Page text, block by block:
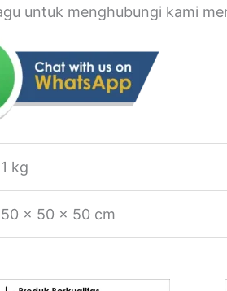
untuk menghubungi kami
1 kg
50 × 50 × 50 cm